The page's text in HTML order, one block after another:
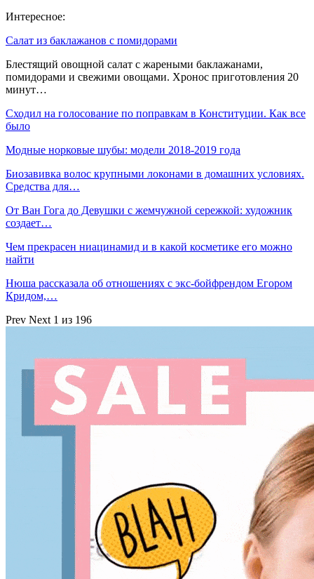
Интересное:
Салат из баклажанов с помидорами
Блестящий овощной салат с жареными баклажанами,
помидорами и свежими овощами. Хронос приготовления 20
минут…
Сходил на голосование по поправкам в Конституции. Как все
было
Модные норковые шубы: модели 2018-2019 года
Биозавивка волос крупными локонами в домашних условиях.
Средства для…
От Ван Гога до Девушки с жемчужной сережкой: художник
создает…
Чем прекрасен ниацинамид и в какой косметике его можно
найти
Нюша рассказала об отношениях с экс-бойфрендом Егором
Кридом,…
Prev Next 1 из 196